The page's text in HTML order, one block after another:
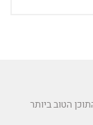
לכם את התוכן הטוב ביותר